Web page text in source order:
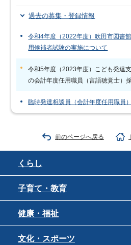
過去の募集・登録情報
令和4年度（2022年度）吹田市図書
用候補者試験の実施について
令和5年度（2023年度）こども発達
の会計年度任用職員（言語聴覚士）
臨時発達相談員（会計年度任用職員
前のページへ戻る
くらし
子育て・教育
健康・福祉
文化・スポーツ